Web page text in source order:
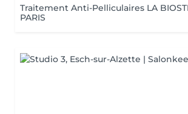
Traitement Anti-Pelliculaires LA
PARIS